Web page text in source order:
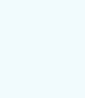
Chiesa della
reale e culturale di
famoso per i suoi
libero per
il Palazzo
e ristoranti della